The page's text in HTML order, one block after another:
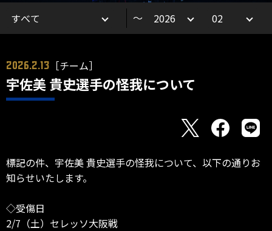
～
2026.2.13 ［チーム］
宇佐美 貴史選手の怪我について
標記の件、宇佐美 貴史選手の怪我について、以下の通りお
知らせいたします。
◇受傷日
2/7（土）セレッソ大阪戦